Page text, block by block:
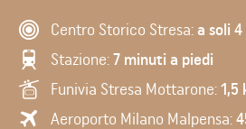
Centro Storico Stresa:a soli
Stazione:7 minuti a piedi
Funivia Stresa Mottarone:1,5
Aeroporto Milano Malpensa: